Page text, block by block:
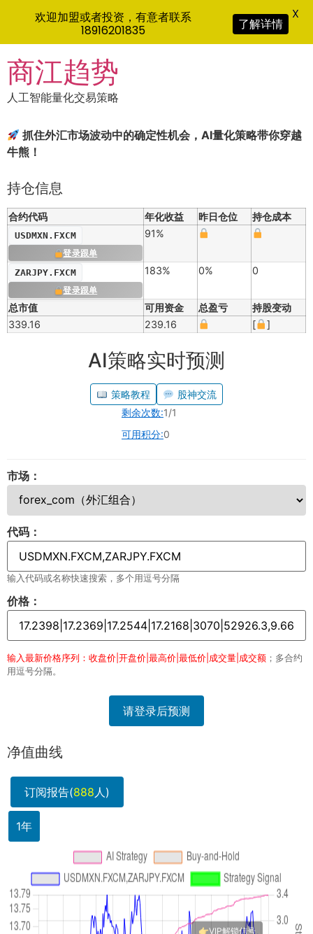
to
content
商江趋势
人工智能量化交易策略
抓住外汇市场波动中的确定性机会，AI量化策略带你穿越
牛熊！
持仓信息
合约代码 年化收益 昨日仓位 持仓成本
USDMXN.FXCM
登录跟单
91%
ZARJPY.FXCM
登录跟单
183% 0% 0
总市值 可用资金 总盈亏
持股变动
339.16
239.16 [ ]
AI策略实时预测
策略教程
股神交流
剩余次数:1/1
可用积分:0
市场：
代码：
输入代码或名称快速搜索，多个用逗号分隔
价格：
输入最新价格序列：收盘价|开盘价|最高价|最低价|成交量|成交额 ；多合约
用逗号分隔。
请登录后预测
净值曲线
订阅报告(888人)
1年
欢迎加盟或者投资，有意者联系
18916201835
了解详情
X